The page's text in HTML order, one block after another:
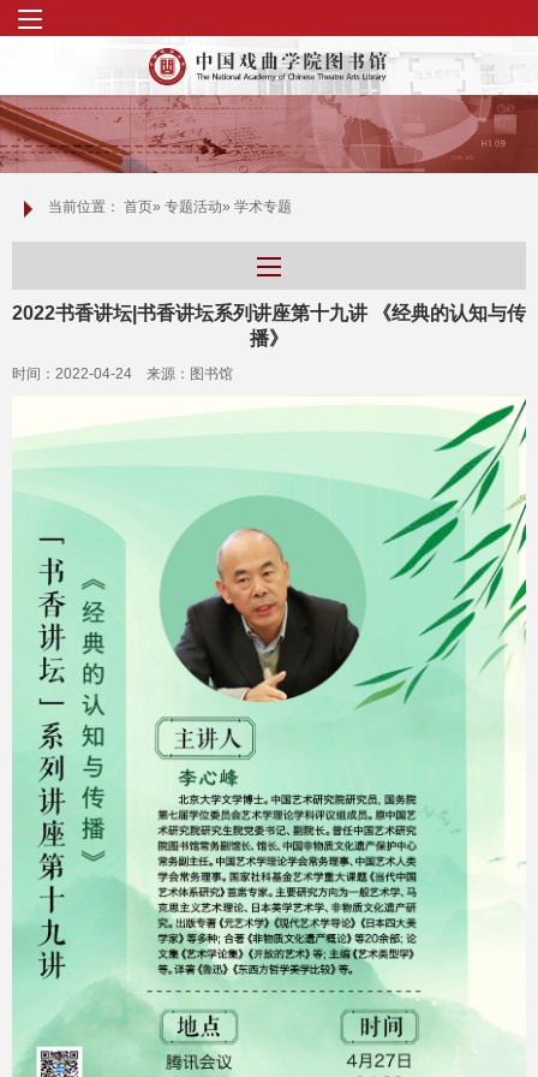
当前位置： 首页» 专题活动» 学术专题
2022书香讲坛|书香讲坛系列讲座第十九讲 《经典的认知与传
播》
时间：2022-04-24 来源：图书馆